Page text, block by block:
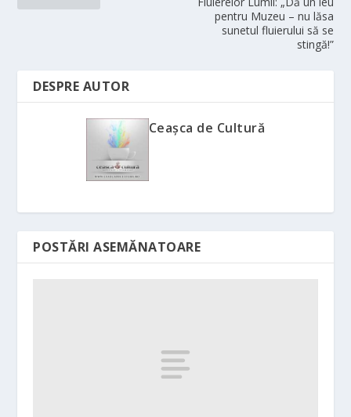
pentru Muzeu – nu lăsa
sunetul fluierului să se
stingă!”
DESPRE AUTOR
Ceașca de Cultură
POSTĂRI ASEMĂNATOARE